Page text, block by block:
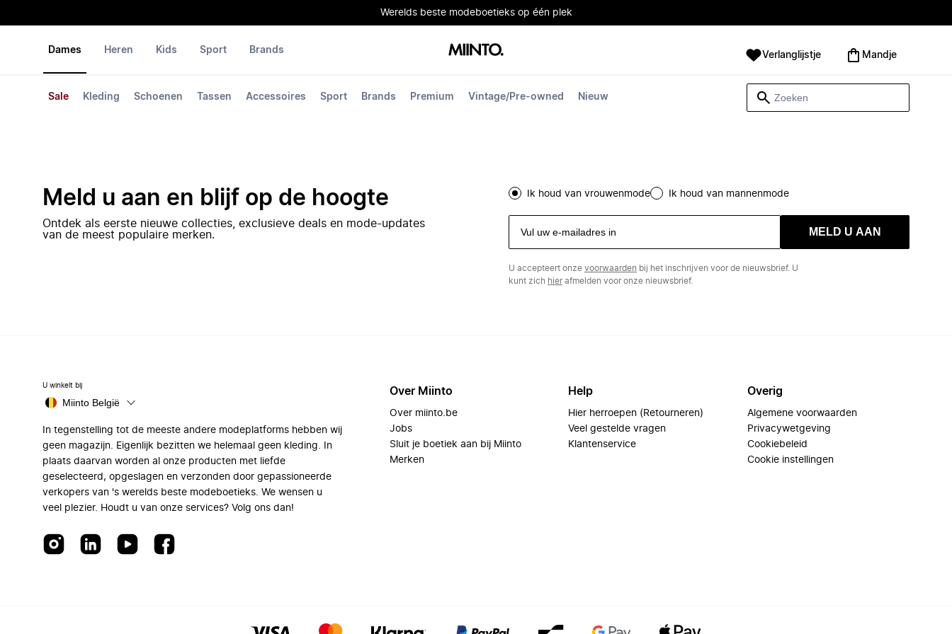
Werelds beste modeboetieks op één plek
Dames
Sale Kleding Schoenen Tassen Accessoires Sport Brands Premium Vintage/Pre-owned Nieuw
Heren Kids Sport Brands Verlanglijstje Mandje
Meld u aan en blijf op de hoogte
Ontdek als eerste nieuwe collecties, exclusieve deals en mode-updates
van de meest populaire merken.
Ik houd van vrouwenmode Ik houd van mannenmode
MELD U AAN
U accepteert onze voorwaarden bij het inschrijven voor de nieuwsbrief. U
kunt zich hierafmelden voor onze nieuwsbrief.
U winkelt bij
Miinto België
In tegenstelling tot de meeste andere modeplatforms hebben wij
geen magazijn. Eigenlijk bezitten we helemaal geen kleding. In
plaats daarvan worden al onze producten met liefde
geselecteerd, opgeslagen en verzonden door gepassioneerde
verkopers van 's werelds beste modeboetieks. We wensen u
veel plezier. Houdt u van onze services? Volg ons dan!
Over Miinto
Over miinto.be
Jobs
Sluit je boetiek aan bij Miinto
Merken
Help
Hier herroepen (Retourneren)
Veel gestelde vragen
Klantenservice
Overig
Algemene voorwaarden
Privacywetgeving
Cookiebeleid
Cookie instellingen